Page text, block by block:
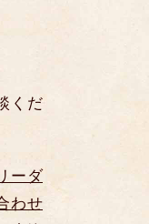
くだ
ーダ
わせ